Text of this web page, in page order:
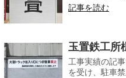
記事を読む
玉置鉄工所
工事実績の記
を受け、駐車